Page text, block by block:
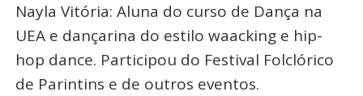
Nayla Vitória: Aluna do curso de Dança na
UEA e dançarina do estilo waacking e hip-
hop dance. Participou do Festival Folclórico
de Parintins e de outros eventos.